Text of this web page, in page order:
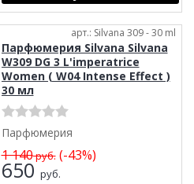
арт.: Silvana 309 - 30 ml
Парфюмерия Silvana Silvana
W309 DG 3 L'imperatrice
Women ( W04 Intense Effect )
30 мл
Парфюмерия
1 140руб.(-43%)
650 руб.